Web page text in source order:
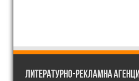
Литературно-рекламна